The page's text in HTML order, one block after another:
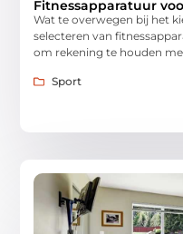
Fitnessapparatuur
Wat te overwegen bij het
selecteren van
om rekening te houden
Sport